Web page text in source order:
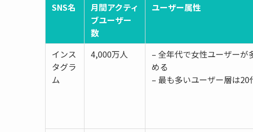
SNS名
月間アクティ
ブユーザー
数
ユーザー属性
インス
タグラ
ム
4,000万人
– 全年代で女性ユーザーが
める
– 最も多いユーザー層は20